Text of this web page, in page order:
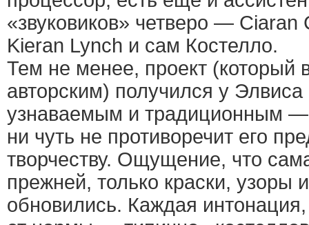
«звуковиков» четверо — Ciaran
Kieran Lynch и сам Костелло.
Тем не менее, проект (который
авторским) получился у
узнаваемым и традиционным
ни чуть не противоречит его
творчеству. Ощущение, что
прежней, только краски, узоры
обновились. Каждая